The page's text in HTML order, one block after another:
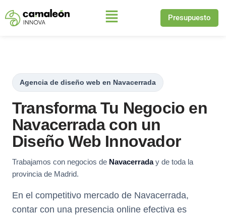
Saltar
Presupuesto
Agencia de diseño web en Navacerrada
Transforma Tu Negocio en
Navacerrada con un
Diseño Web Innovador
Trabajamos con negocios de Navacerraday de toda la
provincia de Madrid.
En el competitivo mercado de Navacerrada,
contar con una presencia online efectiva es